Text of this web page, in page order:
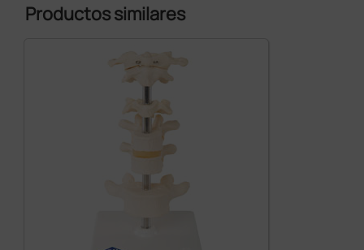
Productos similares